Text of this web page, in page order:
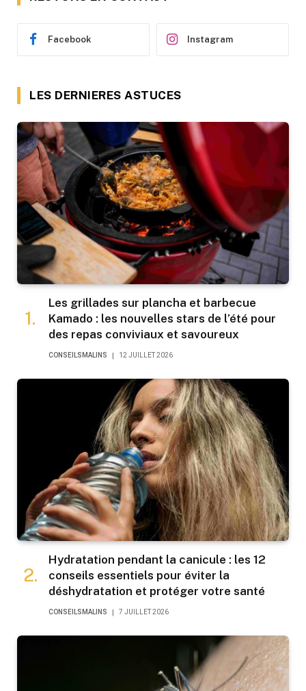
Facebook Instagram
LES DERNIERES ASTUCES
Les grillades sur plancha et barbecue
Kamado : les nouvelles stars de l’été pour
des repas conviviaux et savoureux
CONSEILSMALINS 12 JUILLET 2026
Hydratation pendant la canicule : les 12
conseils essentiels pour éviter la
déshydratation et protéger votre santé
CONSEILSMALINS 7 JUILLET 2026